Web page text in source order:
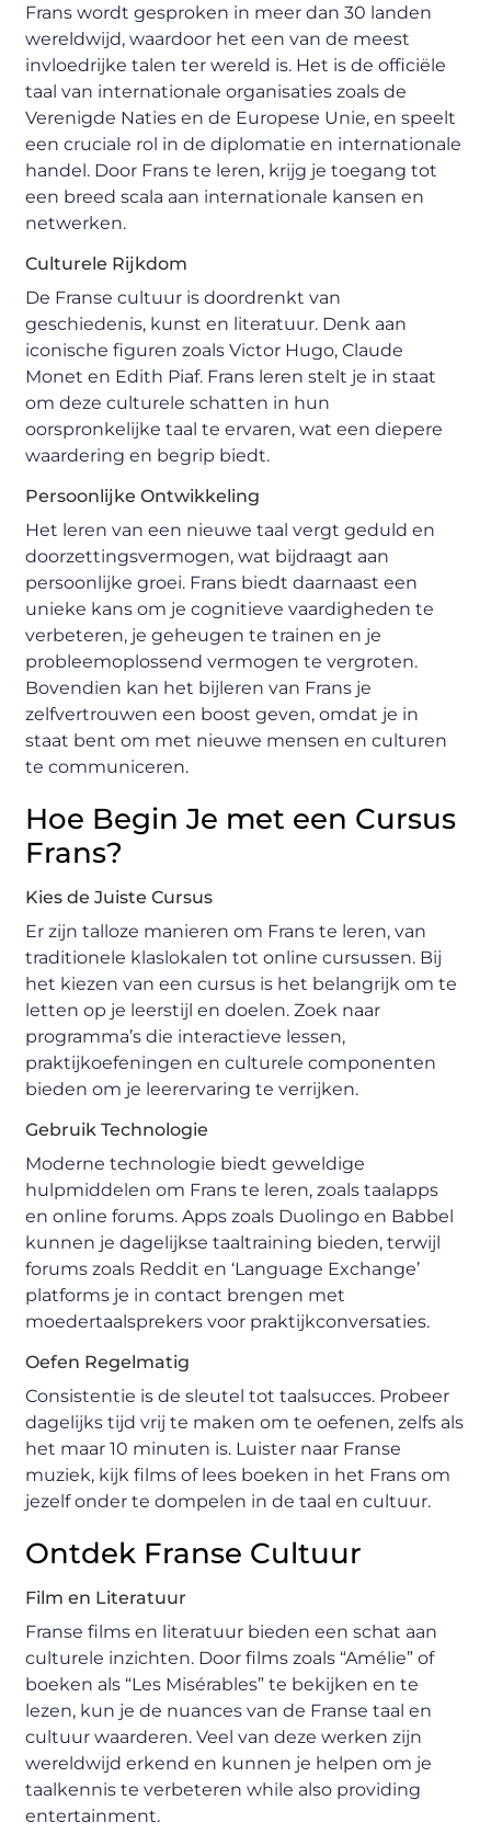
Frans wordt gesproken in meer dan 30 landen
wereldwijd, waardoor het een van de meest
invloedrijke talen ter wereld is. Het is de officiële
taal van internationale organisaties zoals de
Verenigde Naties en de Europese Unie, en speelt
een cruciale rol in de diplomatie en internationale
handel. Door Frans te leren, krijg je toegang tot
een breed scala aan internationale kansen en
netwerken.
Culturele Rijkdom
De Franse cultuur is doordrenkt van
geschiedenis, kunst en literatuur. Denk aan
iconische figuren zoals Victor Hugo, Claude
Monet en Edith Piaf. Frans leren stelt je in staat
om deze culturele schatten in hun
oorspronkelijke taal te ervaren, wat een diepere
waardering en begrip biedt.
Persoonlijke Ontwikkeling
Het leren van een nieuwe taal vergt geduld en
doorzettingsvermogen, wat bijdraagt aan
persoonlijke groei. Frans biedt daarnaast een
unieke kans om je cognitieve vaardigheden te
verbeteren, je geheugen te trainen en je
probleemoplossend vermogen te vergroten.
Bovendien kan het bijleren van Frans je
zelfvertrouwen een boost geven, omdat je in
staat bent om met nieuwe mensen en culturen
te communiceren.
Hoe Begin Je met een Cursus
Frans?
Kies de Juiste Cursus
Er zijn talloze manieren om Frans te leren, van
traditionele klaslokalen tot online cursussen. Bij
het kiezen van een cursus is het belangrijk om te
letten op je leerstijl en doelen. Zoek naar
programma’s die interactieve lessen,
praktijkoefeningen en culturele componenten
bieden om je leerervaring te verrijken.
Gebruik Technologie
Moderne technologie biedt geweldige
hulpmiddelen om Frans te leren, zoals taalapps
en online forums. Apps zoals Duolingo en Babbel
kunnen je dagelijkse taaltraining bieden, terwijl
forums zoals Reddit en ‘Language Exchange’
platforms je in contact brengen met
moedertaalsprekers voor praktijkconversaties.
Oefen Regelmatig
Consistentie is de sleutel tot taalsucces. Probeer
dagelijks tijd vrij te maken om te oefenen, zelfs als
het maar 10 minuten is. Luister naar Franse
muziek, kijk films of lees boeken in het Frans om
jezelf onder te dompelen in de taal en cultuur.
Ontdek Franse Cultuur
Film en Literatuur
Franse films en literatuur bieden een schat aan
culturele inzichten. Door films zoals “Amélie” of
boeken als “Les Misérables” te bekijken en te
lezen, kun je de nuances van de Franse taal en
cultuur waarderen. Veel van deze werken zijn
wereldwijd erkend en kunnen je helpen om je
taalkennis te verbeteren while also providing
entertainment.